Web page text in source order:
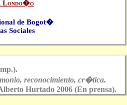
Londo�o
de Bogot�
Sociales
reconocimiento, cr�tica.
Hurtado 2006 (En prensa).